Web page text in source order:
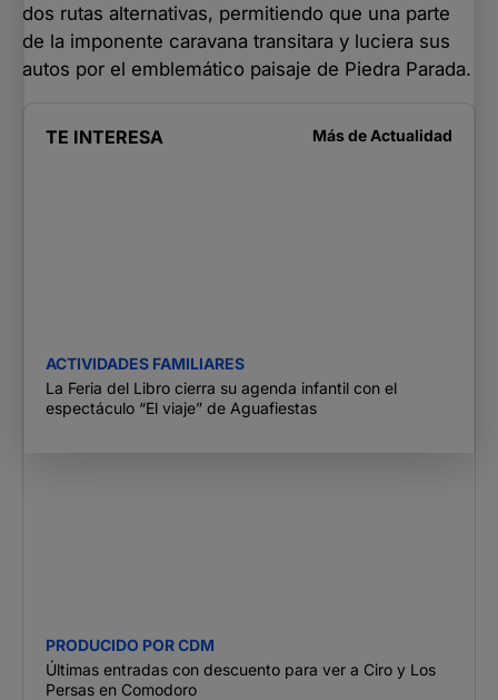
dos rutas alternativas, permitiendo que una parte
de la imponente caravana transitara y luciera sus
autos por el emblemático paisaje de Piedra Parada.
TE INTERESA Más de Actualidad
ACTIVIDADES FAMILIARES
La Feria del Libro cierra su agenda infantil con el
espectáculo “El viaje” de Aguafiestas
PRODUCIDO POR CDM
Últimas entradas con descuento para ver a Ciro y Los
Persas en Comodoro